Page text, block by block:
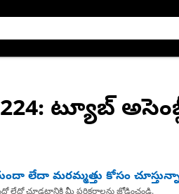
: ట్యూబ్
లేదా మరమ్మత్తు కోసం